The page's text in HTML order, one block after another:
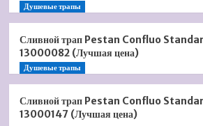
Душевые трапы
Сливной трап Pestan Confluo
13000082 (Лучшая цена)
Душевые трапы
Сливной трап Pestan Confluo
13000147 (Лучшая цена)